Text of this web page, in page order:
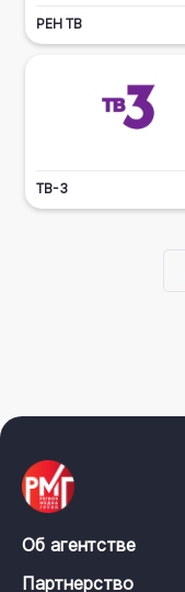
РЕН ТВ
ТВ-3
Об агентстве
Партнерство